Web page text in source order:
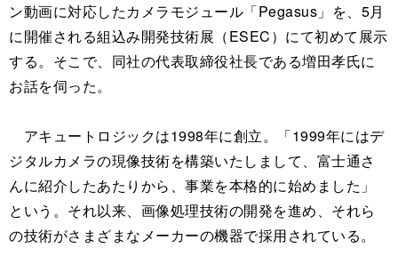
ン動画に対応したカメラモジュール「Pegasus」を、5月
に開催される組込み開発技術展（ESEC）にて初めて展示
する。そこで、同社の代表取締役社長である増田孝氏に
お話を伺った。
アキュートロジックは1998年に創立。「1999年にはデ
ジタルカメラの現像技術を構築いたしまして、富士通さ
んに紹介したあたりから、事業を本格的に始めました」
という。それ以来、画像処理技術の開発を進め、それら
の技術がさまざまなメーカーの機器で採用されている。